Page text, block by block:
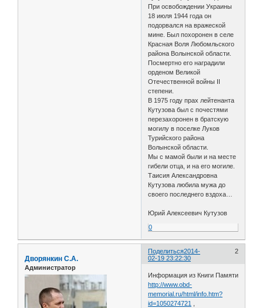
При освобождении Украины
18 июля 1944 года он
подорвался на вражеской
мине. Был похоронен в селе
Красная Воля Любомльского
района Волынской области.
Посмертно его наградили
орденом Великой
Отечественной войны II
степени.
В 1975 году прах лейтенанта
Кутузова был с почестями
перезахоронен в братскую
могилу в поселке Луков
Турийского района
Волынской области.
Мы с мамой были и на месте
гибели отца, и на его могиле.
Таисия Александровна
Кутузова любила мужа до
своего последнего вздоха…
Юрий Алексеевич Кутузов
0
Поделиться 2
2014-
02-19 23:22:30
Дворянкин С.А.
Администратор
Информация из Книги Памяти
http://www.obd-
memorial.ru/html/info.htm?
id=1050274721